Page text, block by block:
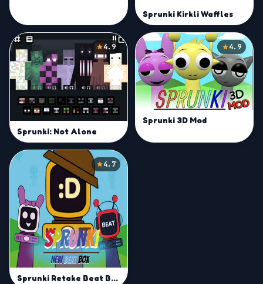
Sprunki Kirkli Waffles
4.9
Sprunki: Not Alone
4.9
Sprunki 3D Mod
4.7
Sprunki Retake Beat Box